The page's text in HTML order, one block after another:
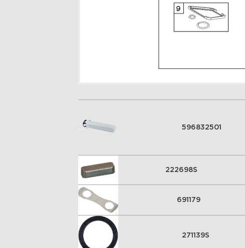
596832501
222698S
691179
271139S